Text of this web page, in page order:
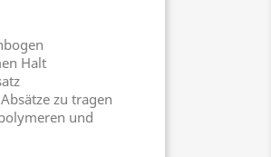
Halt
zu tragen
und